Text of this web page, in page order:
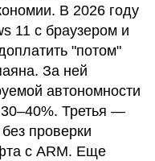
В 2026 году
11 с браузером и
"потом"
За ней
автономности
Третья —
проверки
с ARM. Еще